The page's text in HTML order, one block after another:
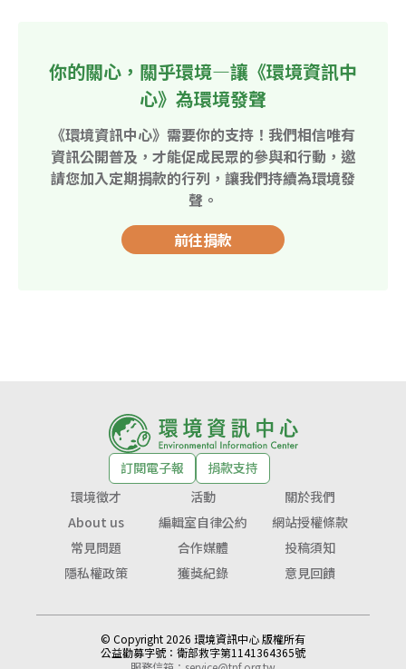
你的關心，關乎環境—讓《環境資訊中
心》為環境發聲
《環境資訊中心》需要你的支持！我們相信唯有
資訊公開普及，才能促成民眾的參與和行動，邀
請您加入定期捐款的行列，讓我們持續為環境發
聲。
前往捐款
訂閱電子報
捐款支持
環境徵才
活動
關於我們
About us
編輯室自律公約
網站授權條款
常見問題
合作媒體
投稿須知
隱私權政策
獲獎紀錄 意見回饋
© Copyright 2026 環境資訊中心 版權所有
公益勸募字號： 衛部救字第1141364365號